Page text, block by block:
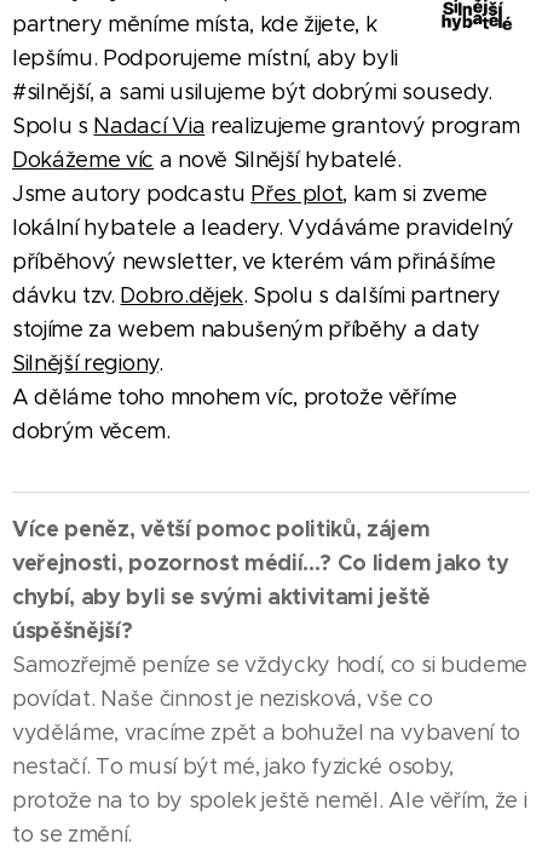
partnery měníme místa, kde žijete, k
lepšímu. Podporujeme místní, aby byli
#silnější, a sami usilujeme být dobrými sousedy.
Spolu s Nadací Via realizujeme grantový program
Dokážeme víc a nově Silnější hybatelé.
Jsme autory podcastu Přes plot, kam si zveme
lokální hybatele a leadery. Vydáváme pravidelný
příběhový newsletter, ve kterém vám přinášíme
dávku tzv. Dobro.dějek. Spolu s dalšími partnery
stojíme za webem nabušeným příběhy a daty
Silnější regiony.
A děláme toho mnohem víc, protože věříme
dobrým věcem.
Více peněz, větší pomoc politiků, zájem
veřejnosti, pozornost médií...? Co lidem jako ty
chybí, aby byli se svými aktivitami ještě
úspěšnější?
Samozřejmě peníze se vždycky hodí, co si budeme
povídat. Naše činnost je nezisková, vše co
vyděláme, vracíme zpět a bohužel na vybavení to
nestačí. To musí být mé, jako fyzické osoby,
protože na to by spolek ještě neměl. Ale věřím, že i
to se změní.